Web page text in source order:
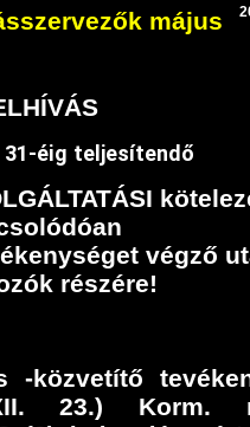
május
31-éig teljesítendő
végző
részére!
-közvetítő
23.) Korm.